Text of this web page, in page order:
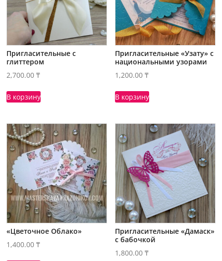
Пригласительные с
глиттером
2,700.00₸
В корзину
Пригласительные «Узату» с
национальными узорами
1,200.00₸
В корзину
«Цветочное Облако»
1,400.00₸
Пригласительные «Дамаск»
с бабочкой
1,800.00₸